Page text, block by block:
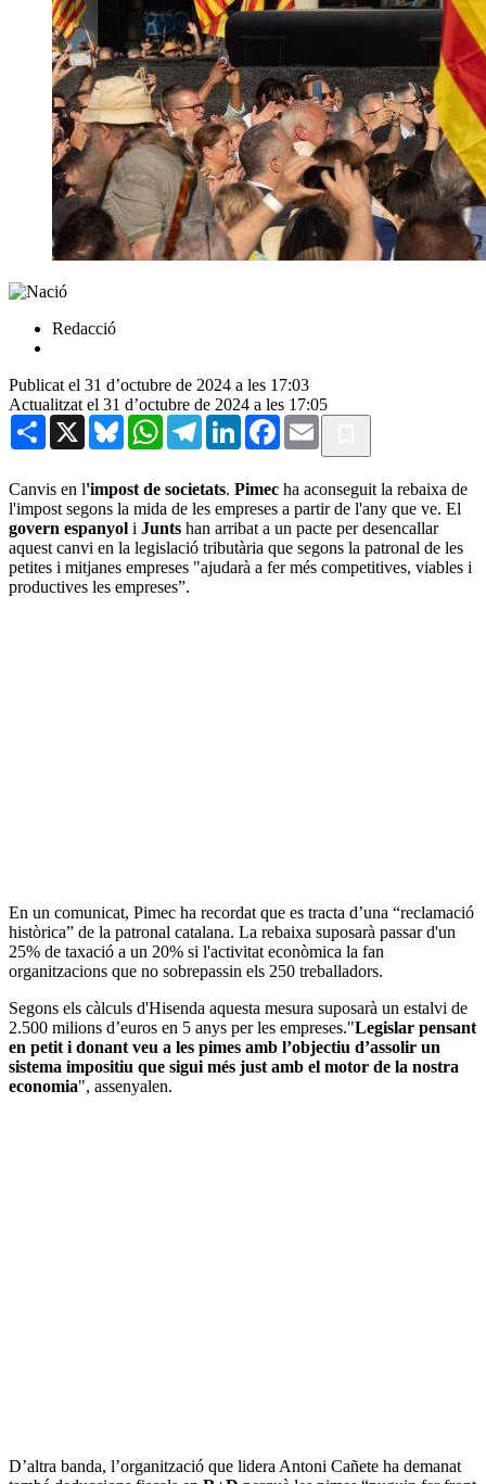
Redacció
Publicat el 31 d’octubre de 2024 a les 17:03
Actualitzat el 31 d’octubre de 2024 a les 17:05
Share X BlueskyWhatsAppTelegramLinkedInFacebook
Email
Canvis en l'impost de societats. Pimec ha aconseguit la rebaixa de
l'impost segons la mida de les empreses a partir de l'any que ve. El
govern espanyol i Junts han arribat a un pacte per desencallar
aquest canvi en la legislació tributària que segons la patronal de les
petites i mitjanes empreses "ajudarà a fer més competitives, viables i
productives les empreses”.
En un comunicat, Pimec ha recordat que es tracta d’una “reclamació
històrica” de la patronal catalana. La rebaixa suposarà passar d'un
25% de taxació a un 20% si l'activitat econòmica la fan
organitzacions que no sobrepassin els 250 treballadors.
Segons els càlculs d'Hisenda aquesta mesura suposarà un estalvi de
2.500 milions d’euros en 5 anys per les empreses."Legislar pensant
en petit i donant veu a les pimes amb l’objectiu d’assolir un
sistema impositiu que sigui més just amb el motor de la nostra
economia", assenyalen.
D’altra banda, l’organització que lidera Antoni Cañete ha demanat